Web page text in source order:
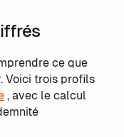
ce que
Voici trois profils
, avec le calcul